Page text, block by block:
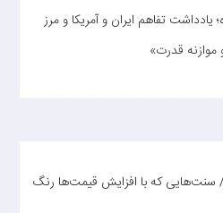
یادداشت تفاهم ایران و آمریکا و مرز
موازنه قدرت»
سنت‌هایی که با افزایش قیمت‌ها رنگ